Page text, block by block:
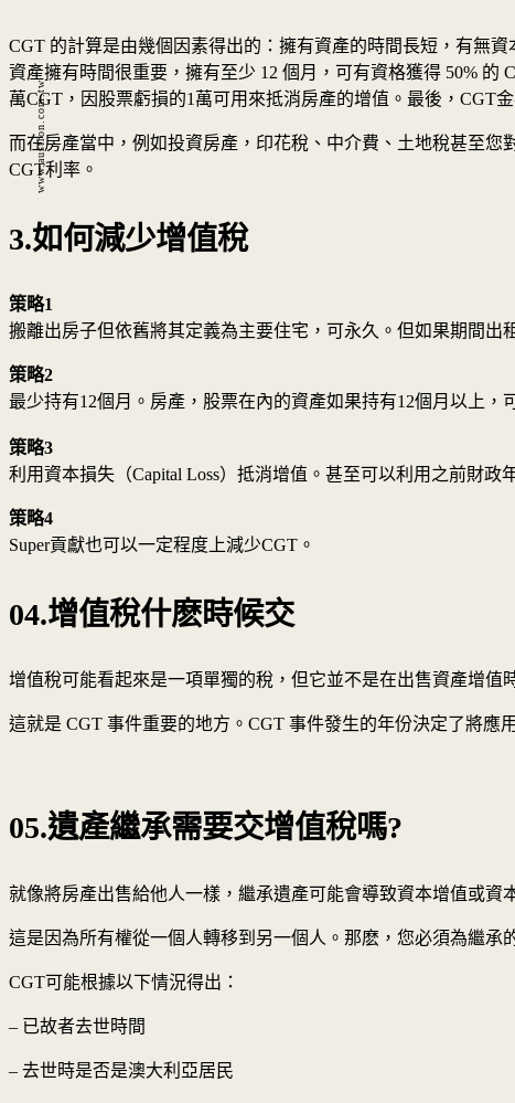
CGT 的計算是由幾個因素得出的：擁有資產的時間長短，有無資
資產擁有時間很重要，擁有至少 12 個月，可有資格獲得 50%
萬CGT，因股票虧損的1萬可用來抵消房產的增值。最後，CGT
而在房產當中，例如投資房產，印花稅、中介費、土地稅甚至
CGT利率。
3.如何減少增值稅
策略1
搬離出房子但依舊將其定義為主要住宅，可永久。但如果期間出
策略2
最少持有12個月。房產，股票在內的資產如果持有12個月以上，
策略3
利用資本損失（Capital Loss）抵消增值。甚至可以利用之前財
策略4
Super貢獻也可以一定程度上減少CGT。
04.增值稅什麽時候交
增值稅可能看起來是一項單獨的稅，但它並不是在出售資產增值
這就是 CGT 事件重要的地方。CGT 事件發生的年份決定了將應
05.遺產繼承需要交增值稅嗎?
就像將房產出售給他人一樣，繼承遺產可能會導致資本增值或
這是因為所有權從一個人轉移到另一個人。那麽，您必須為繼承
CGT可能根據以下情況得出：
– 已故者去世時間
– 去世時是否是澳大利亞居民
www.austron.com.tw